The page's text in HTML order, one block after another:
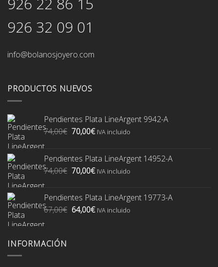
926 32 09 01
info@bolanosjoyero.com
PRODUCTOS NUEVOS
Pendientes Plata LineArgent 9942-A
74,00€ El
era:
74,00€.
70,00€El
es:
70,00€.
IVA incluido
Pendientes Plata LineArgent 14952-A
74,00€ El
era:
74,00€.
70,00€El
es:
70,00€.
IVA incluido
Pendientes Plata LineArgent 19773-A
67,00€ El
64,00€ElIVA incluido
INFORMACIÓN